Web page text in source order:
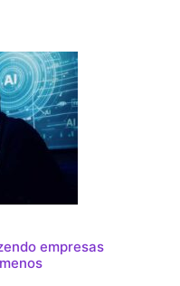
empresas